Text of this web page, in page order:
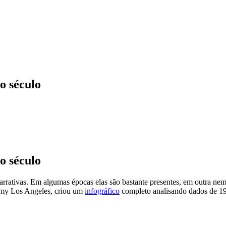
século
século
Em algumas épocas elas são bastante presentes, em outra
Los Angeles, criou um infográfico completo analisando dados de